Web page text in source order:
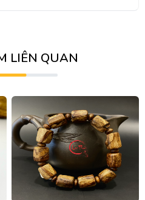
LIÊN QUAN